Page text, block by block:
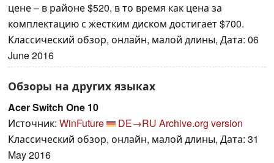
цене – в районе $520, в то время как цена за
комплектацию с жестким диском достигает $700.
Классический обзор, онлайн, малой длины, Дата: 06
June 2016
Обзоры на других языках
Acer Switch One 10
Источник: WinFuture DE→RU Archive.org version
Классический обзор, онлайн, малой длины, Дата: 31
May 2016